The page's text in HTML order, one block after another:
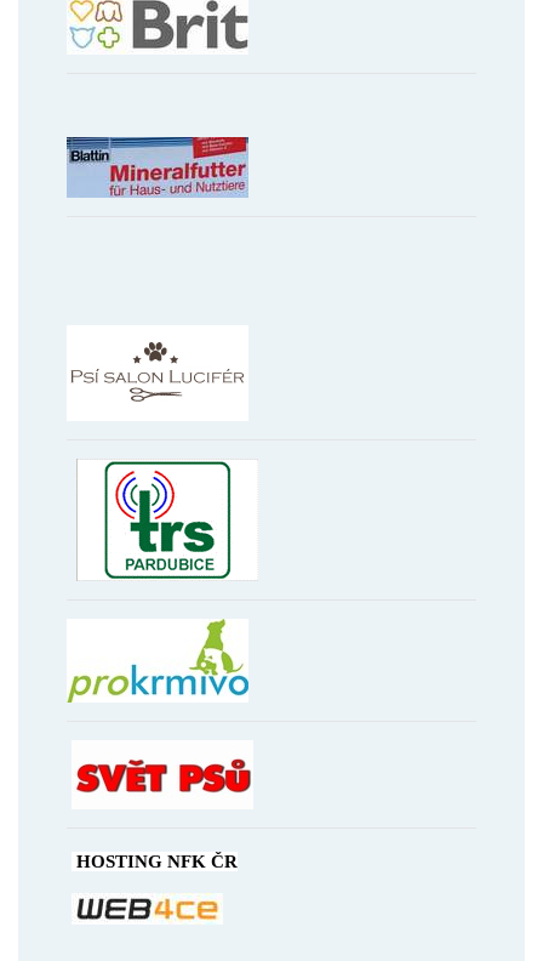
HOSTING NFK ČR